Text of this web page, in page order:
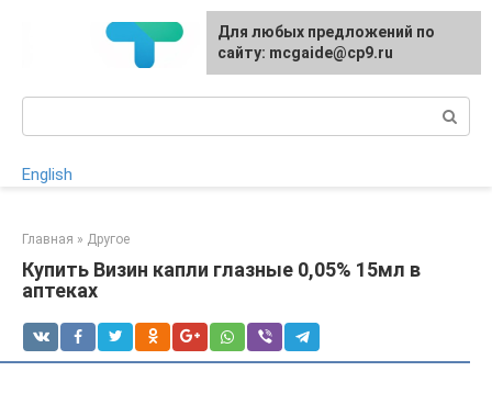
English
Главная » Другое
Купить Визин капли глазные 0,05% 15мл в
аптеках
Для любых предложений по
сайту: mcgaide@cp9.ru